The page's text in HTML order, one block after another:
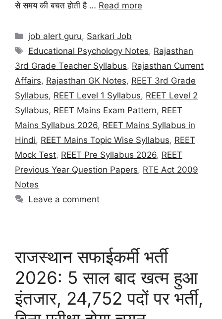
से समय की बचत होती है … Read more
job alert guru, Sarkari Job
Educational Psychology Notes, Rajasthan
3rd Grade Teacher Syllabus, Rajasthan Current
Affairs, Rajasthan GK Notes, REET 3rd Grade
Syllabus, REET Level 1 Syllabus, REET Level 2
Syllabus, REET Mains Exam Pattern, REET
Mains Syllabus 2026, REET Mains Syllabus in
Hindi, REET Mains Topic Wise Syllabus, REET
Mock Test, REET Pre Syllabus 2026, REET
Previous Year Question Papers, RTE Act 2009
Notes
Leave a comment
राजस्थान सफाईकर्मी भर्ती
2026: 5 साल बाद खत्म हुआ
इंतजार, 24,752 पदों पर भर्ती,